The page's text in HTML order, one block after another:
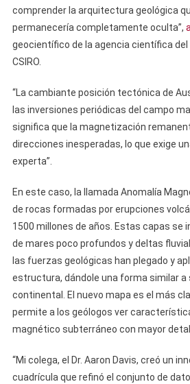
comprender la arquitectura geológica
permanecería completamente oculta”,
geocientífico de la agencia científica del
CSIRO.
“La cambiante posición tectónica de
las inversiones periódicas del campo
significa que la magnetización
direcciones inesperadas, lo que exige
experta”.
En este caso, la llamada Anomalía
de rocas formadas por erupciones
1500 millones de años. Estas capas se
de mares poco profundos y deltas
las fuerzas geológicas han plegado y
estructura, dándole una forma similar a
continental. El nuevo mapa es el más
permite a los geólogos ver
magnético subterráneo con mayor
“Mi colega, el Dr. Aaron Davis, creó un
cuadrícula que refinó el conjunto de